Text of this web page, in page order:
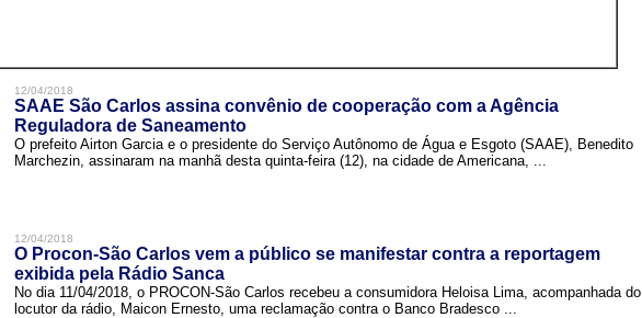
12/04/2018
SAAE São Carlos assina convênio de cooperação com a Agência
Reguladora de Saneamento
O prefeito Airton Garcia e o presidente do Serviço Autônomo de Água e Esgoto (SAAE), Benedito
Marchezin, assinaram na manhã desta quinta-feira (12), na cidade de Americana, ...
12/04/2018
O Procon-São Carlos vem a público se manifestar contra a reportagem
exibida pela Rádio Sanca
No dia 11/04/2018, o PROCON-São Carlos recebeu a consumidora Heloisa Lima, acompanhada do
locutor da rádio, Maicon Ernesto, uma reclamação contra o Banco Bradesco ...